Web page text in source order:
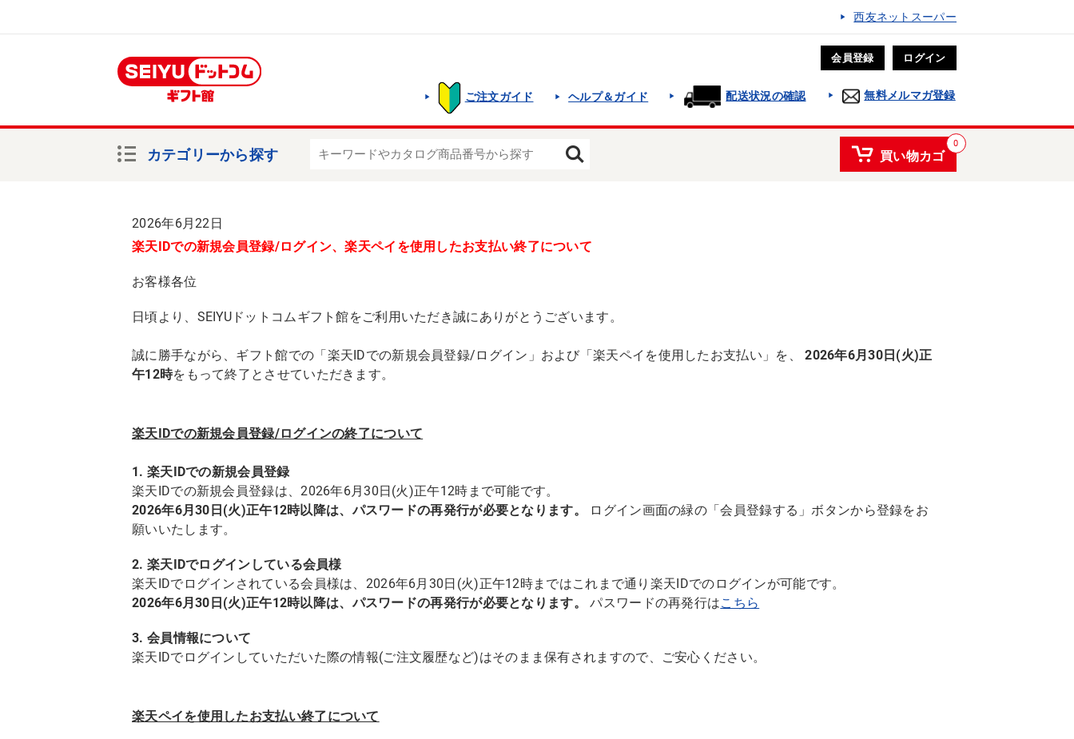
西友ネットスーパー
会員登録 ログイン
ご注文ガイド ヘルプ＆ガイド 配送状況の確認 無料メルマガ登録
カテゴリーから探す
0
買い物カゴ
2026年6月22日
楽天IDでの新規会員登録/ログイン、楽天ペイを使用したお支払い終了について
お客様各位
日頃より、SEIYUドットコムギフト館をご利用いただき誠にありがとうございます。
誠に勝手ながら、ギフト館での「楽天IDでの新規会員登録/ログイン」および「楽天ペイを使用したお支払い」を、2026年6月30日(火)正
午12時をもって終了とさせていただきます。
楽天IDでの新規会員登録/ログインの終了について
1. 楽天IDでの新規会員登録
楽天IDでの新規会員登録は、2026年6月30日(火)正午12時まで可能です。
2026年6月30日(火)正午12時以降は、パスワードの再発行が必要となります。
ログイン画面の緑の「会員登録する」ボタンから登録をお
願いいたします。
2. 楽天IDでログインしている会員様
楽天IDでログインされている会員様は、2026年6月30日(火)正午12時まではこれまで通り楽天IDでのログインが可能です。
2026年6月30日(火)正午12時以降は、パスワードの再発行が必要となります。
パスワードの再発行はこちら
3. 会員情報について
楽天IDでログインしていただいた際の情報(ご注文履歴など)はそのまま保有されますので、ご安心ください。
楽天ペイを使用したお支払い終了について